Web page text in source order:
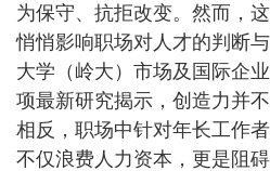
为保守、抗拒改变。然而，
悄悄影响职场对人才的判断
大学（岭大）市场及国际企
项最新研究揭示，创造力并
相反，职场中针对年长工作
不仅浪费人力资本，更是阻